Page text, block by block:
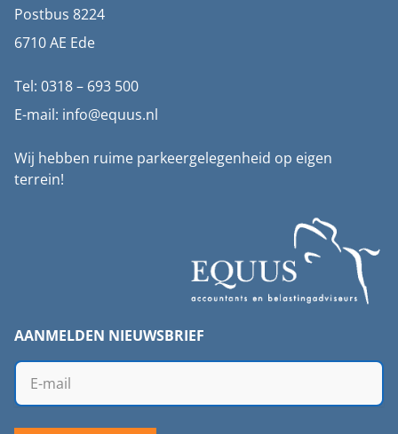
Postbus 8224
6710 AE Ede
Tel: 0318 – 693 500
E-mail: info@equus.nl
Wij hebben ruime parkeergelegenheid op eigen
terrein!
AANMELDEN NIEUWSBRIEF